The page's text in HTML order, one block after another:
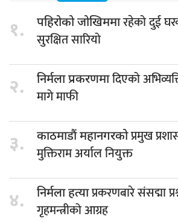
१. पहिरोको जोखिममारहेको दुई
सुरक्षित सारियो
२. निर्मला प्रकरणमादिएको
मागे माफी
३. काठमाडौं महानगरकोप्रमुख
मुक्तिराम अर्याल नियुक्त
४. निर्मला हत्याप्रकरणबारे संसद्मा
गृहमन्त्रीको आग्रह